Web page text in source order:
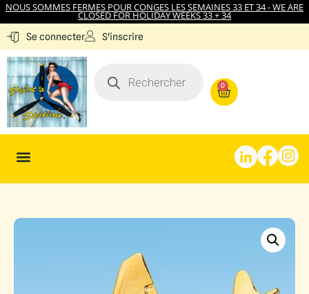
NOUS SOMMES FERMES POUR CONGES LES SEMAINES 33 ET 34 - WE ARE
CLOSED FOR HOLIDAY WEEKS 33 + 34
Se connecter S'inscrire
0